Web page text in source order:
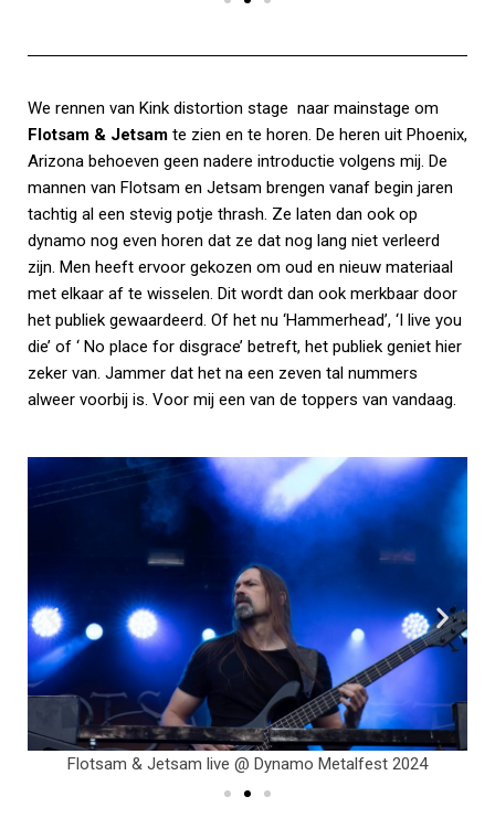
We rennen van Kink distortion stage naar mainstage om
Flotsam & Jetsam te zien en te horen. De heren uit Phoenix,
Arizona behoeven geen nadere introductie volgens mij. De
mannen van Flotsam en Jetsam brengen vanaf begin jaren
tachtig al een stevig potje thrash. Ze laten dan ook op
dynamo nog even horen dat ze dat nog lang niet verleerd
zijn. Men heeft ervoor gekozen om oud en nieuw materiaal
met elkaar af te wisselen. Dit wordt dan ook merkbaar door
het publiek gewaardeerd. Of het nu ‘Hammerhead’, ‘I live you
die’ of ‘ No place for disgrace’ betreft, het publiek geniet hier
zeker van. Jammer dat het na een zeven tal nummers
alweer voorbij is. Voor mij een van de toppers van vandaag.
Flotsam & Jetsam live @ Dynamo Metalfest 2024